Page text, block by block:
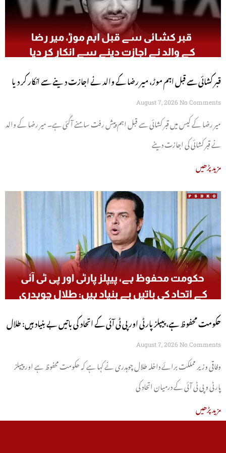
قبر کشائی سے قبل اہم موڑ، میر رضا کے والد نے اجازت دینے سے انکار کر دیا
August 7, 2026 No Comments
میر رضا کے کیس میں قبر کشائی سے قبل اہم پیش رفت سامنے آگئی ہے۔ میر رضا کے والد
نے قبر کشائی کی اجازت دینے
مزید پڑھیں
حکومت محفوظ ہے، پیپلز پارٹی اور پی ٹی آئی کے اتحاد کی باتیں بے بنیاد ہیں: طلال
چوہدری
August 7, 2026 No Comments
وفاقی وزیر مملکت برائے داخلہ طلال چوہدری نے کہا ہے کہ حکومت محفوظ ہے اور پیپلز
پارٹی و پی ٹی آئی کے درمیان اتحاد کی
مزید پڑھیں